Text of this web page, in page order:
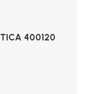
400120